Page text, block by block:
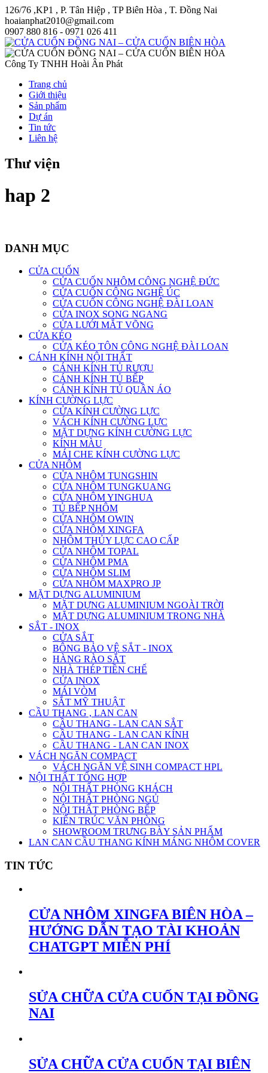
126/76 ,KP1 , P. Tân Hiệp , TP Biên Hòa , T. Đồng Nai
hoaianphat2010@gmail.com
0907 880 816 - 0971 026 411
Công Ty TNHH Hoài Ân Phát
Trang chủ
Giới thiệu
Sản phẩm
Dự án
Tin tức
Liên hệ
Thư viện
hap 2
DANH MỤC
CỬA CUỐN
CỬA CUỐN NHÔM CÔNG NGHỆ ĐỨC
CỬA CUỐN CÔNG NGHỆ ÚC
CỬA CUỐN CÔNG NGHỆ ĐÀI LOAN
CỬA INOX SONG NGANG
CỬA LƯỚI MẮT VÕNG
CỬA KÉO
CỬA KÉO TÔN CÔNG NGHỆ ĐÀI LOAN
CÁNH KÍNH NỘI THẤT
CÁNH KÍNH TỦ RƯỢU
CÁNH KÍNH TỦ BẾP
CÁNH KÍNH TỦ QUẦN ÁO
KÍNH CƯỜNG LỰC
CỬA KÍNH CƯỜNG LỰC
VÁCH KÍNH CƯỜNG LỰC
MẶT DỰNG KÍNH CƯỜNG LỰC
KÍNH MÀU
MÁI CHE KÍNH CƯỜNG LỰC
CỬA NHÔM
CỬA NHÔM TUNGSHIN
CỬA NHÔM TUNGKUANG
CỬA NHÔM YINGHUA
TỦ BẾP NHÔM
CỬA NHÔM OWIN
CỬA NHÔM XINGFA
NHÔM THỦY LỰC CAO CẤP
CỬA NHÔM TOPAL
CỬA NHÔM PMA
CỬA NHÔM SLIM
CỬA NHÔM MAXPRO JP
MẶT DỰNG ALUMINIUM
MẶT DỰNG ALUMINIUM NGOÀI TRỜI
MẶT DỰNG ALUMINIUM TRONG NHÀ
SẮT - INOX
CỬA SẮT
BÔNG BẢO VỆ SẮT - INOX
HÀNG RÀO SẮT
NHÀ THÉP TIỀN CHẾ
CỬA INOX
MÁI VÒM
SẮT MỸ THUẬT
CẦU THANG , LAN CAN
CẦU THANG - LAN CAN SẮT
CẦU THANG - LAN CAN KÍNH
CẦU THANG - LAN CAN INOX
VÁCH NGĂN COMPACT
VÁCH NGĂN VỆ SINH COMPACT HPL
NỘI THẤT TỔNG HỢP
NỘI THẤT PHÒNG KHÁCH
NỘI THẤT PHÒNG NGỦ
NỘI THẤT PHÒNG BẾP
KIẾN TRÚC VĂN PHÒNG
SHOWROOM TRƯNG BÀY SẢN PHẨM
LAN CAN CẦU THANG KÍNH MÁNG NHÔM COVER
TIN TỨC
CỬA NHÔM XINGFA BIÊN HÒA –
HƯỚNG DẪN TẠO TÀI KHOẢN
CHATGPT MIỄN PHÍ
SỬA CHỮA CỬA CUỐN TẠI ĐỒNG
NAI
SỬA CHỮA CỬA CUỐN TẠI BIÊN